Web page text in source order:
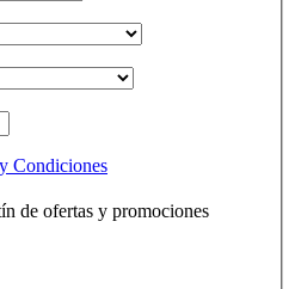
Condiciones
de ofertas y promociones